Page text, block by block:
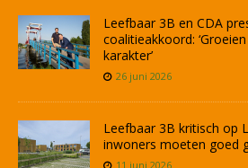
Leefbaar 3B en CDA
coalitieakkoord:
karakter’
26 juni 2026
Leefbaar 3B kritisch op
inwoners moeten goed
11 juni 2026